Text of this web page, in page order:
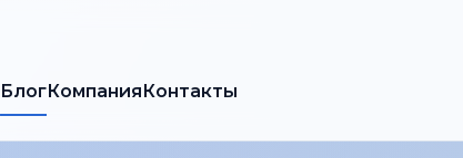
Блог Компания Контакты